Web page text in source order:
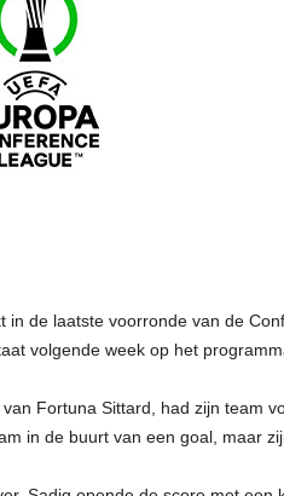
in de laatste voorronde van de
volgende week op het
Fortuna Sittard, had zijn team
in de buurt van een goal, maar